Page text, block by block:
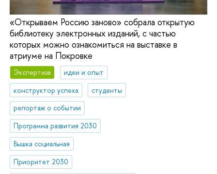
«Открываем Россию заново» собрала открытую
библиотеку электронных изданий, с частью
которых можно ознакомиться на выставке в
атриуме на Покровке
Экспертиза
идеи и опыт
конструктор успеха
студенты
репортаж о событии
Программа развития 2030
Вышка социальная
Приоритет 2030